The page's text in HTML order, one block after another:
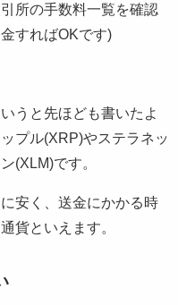
所の手数料一覧を確認
すればOKです)
うと先ほども書いたよ
プル(XRP)やステラネッ
(XLM)です。
安く、送金にかかる時
貨といえます。